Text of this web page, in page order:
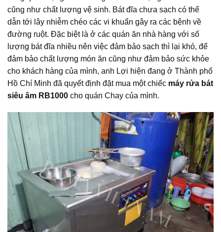
cũng như chất lượng vệ sinh. Bát đĩa chưa sạch có thể
dẫn tới lây nhiễm chéo các vi khuẩn gây ra các bệnh về
đường ruột. Đặc biệt là ở các quán ăn nhà hàng với số
lượng bát đĩa nhiều nên việc đảm bảo sạch thì lại khó, để
đảm bảo chất lượng món ăn cũng như đảm bảo sức khỏe
cho khách hàng của mình, anh Lợi hiện đang ở Thành phố
Hồ Chí Minh đã quyết định đặt mua một chiếc máy rửa bát
siêu âm RB1000 cho quán Chay của mình.